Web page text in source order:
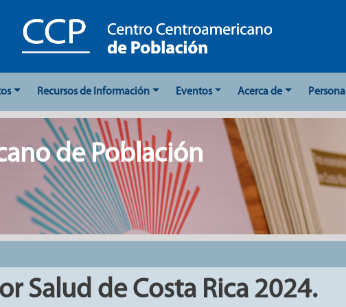
Recursos de Información Eventos Acerca de Personal
de Población
Salud de Costa Rica 2024.